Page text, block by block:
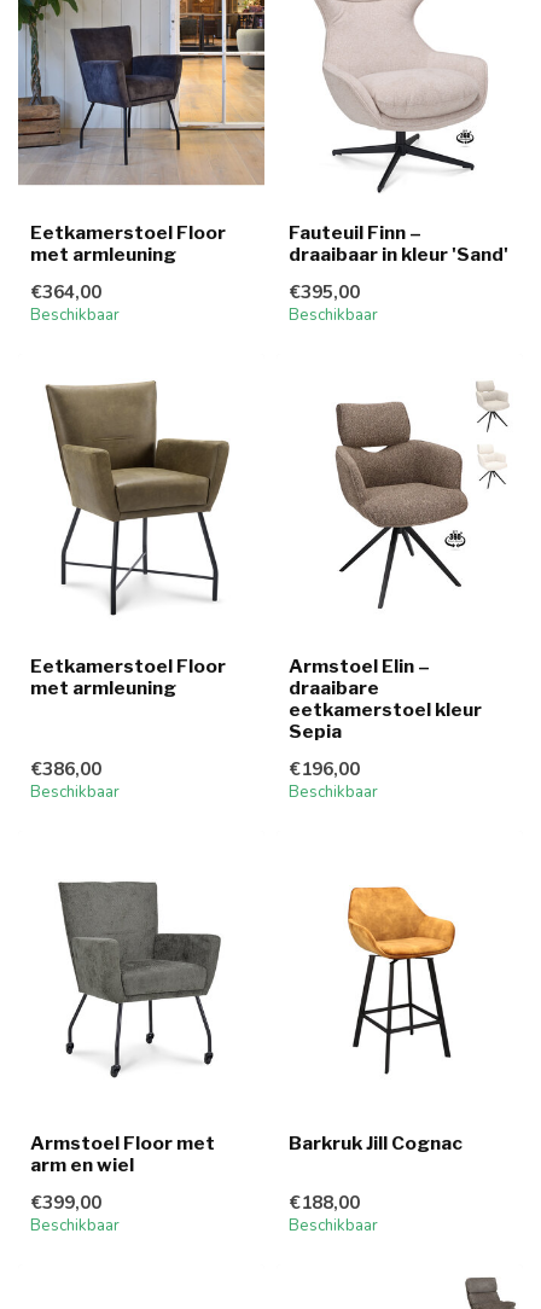
Eetkamerstoel Floor
met armleuning
€364,00
Beschikbaar
Fauteuil Finn –
draaibaar in kleur 'Sand'
€395,00
Beschikbaar
Eetkamerstoel Floor
met armleuning
€386,00
Beschikbaar
Armstoel Elin –
draaibare
eetkamerstoel kleur
Sepia
€196,00
Beschikbaar
Armstoel Floor met
arm en wiel
€399,00
Beschikbaar
Barkruk Jill Cognac
€188,00
Beschikbaar